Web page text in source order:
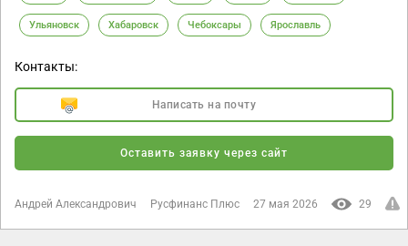
Ульяновск Хабаровск Чебоксары Ярославль
Контакты:
Написать на почту
Оставить заявку через сайт
Андрей Александрович Русфинанс Плюс 27 мая 2026 29